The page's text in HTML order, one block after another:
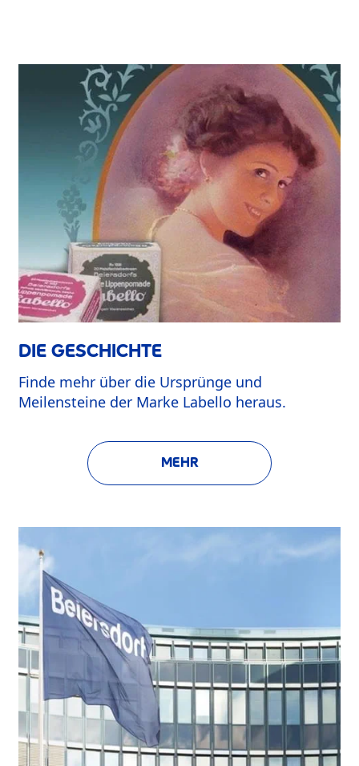
DIE GESCHICHTE
Finde mehr über die Ursprünge und
Meilensteine der Marke Labello heraus.
MEHR